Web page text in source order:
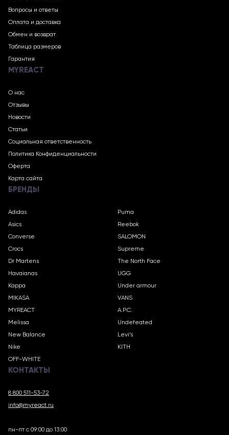
Вопросы и ответы
Оплата и доставка
Обмен и возврат
Таблица размеров
Гарантия
MYREACT
О нас
Отзывы
Новости
Статьи
Социальная ответственность
Политика Конфиденциальности
Оферта
Карта сайта
БРЕНДЫ
Adidas
Asics
Converse
Crocs
Dr Martens
Havaianas
Kappa
MIKASA
MYREACT
Melissa
New Balance
Nike
OFF-WHITE
Puma
Reebok
SALOMON
Supreme
The North Face
UGG
Under armour
VANS
A.P.C.
Undefeated
Levi’s
KITH
КОНТАКТЫ
8 800 511-53-72
info@myreact.ru
пн-пт с 09:00 до 13:00